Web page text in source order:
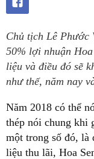
Chủ tịch Lê Phước
50% lợi nhuận
liệu và điều đó sẽ
như thế, năm nay
Năm 2018 có thể
thép nói chung khi
một trong số đó, là
liệu thu lãi, Hoa